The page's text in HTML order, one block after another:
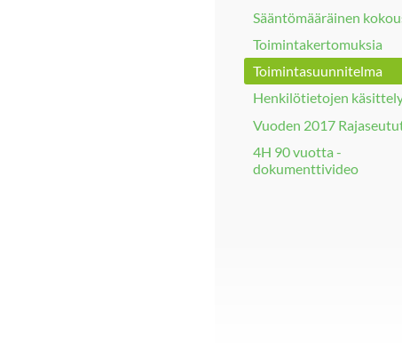
Sääntömääräinen
Toimintakertomuksia
Toimintasuunnitelma
Henkilötietojen
Vuoden 2017
4H 90 vuotta -
dokumenttivideo